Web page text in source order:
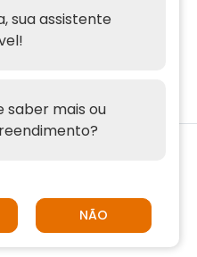
sua assistente
saber mais ou
NÃO
uma plataforma da